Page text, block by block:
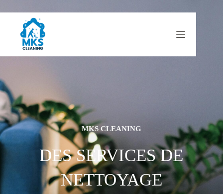
MKS CLEANING
DES SERVICES DE
NETTOYAGE